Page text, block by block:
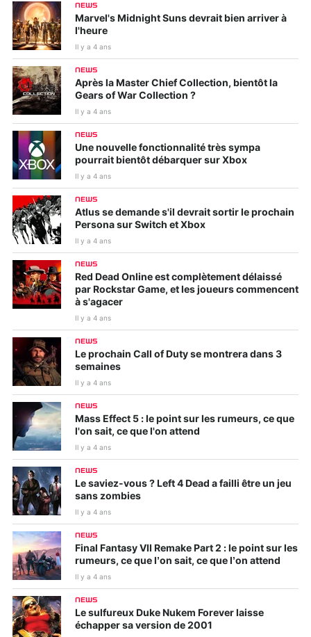
NEWS
Marvel's Midnight Suns devrait bien arriver à
l'heure
Il y a 4 ans
NEWS
Après la Master Chief Collection, bientôt la
Gears of War Collection ?
Il y a 4 ans
NEWS
Une nouvelle fonctionnalité très sympa
pourrait bientôt débarquer sur Xbox
Il y a 4 ans
NEWS
Atlus se demande s'il devrait sortir le prochain
Persona sur Switch et Xbox
Il y a 4 ans
NEWS
Red Dead Online est complètement délaissé
par Rockstar Game, et les joueurs commencent
à s'agacer
Il y a 4 ans
NEWS
Le prochain Call of Duty se montrera dans 3
semaines
Il y a 4 ans
NEWS
Mass Effect 5 : le point sur les rumeurs, ce que
l'on sait, ce que l'on attend
Il y a 4 ans
NEWS
Le saviez-vous ? Left 4 Dead a failli être un jeu
sans zombies
Il y a 4 ans
NEWS
Final Fantasy VII Remake Part 2 : le point sur les
rumeurs, ce que l’on sait, ce que l’on attend
Il y a 4 ans
NEWS
Le sulfureux Duke Nukem Forever laisse
échapper sa version de 2001